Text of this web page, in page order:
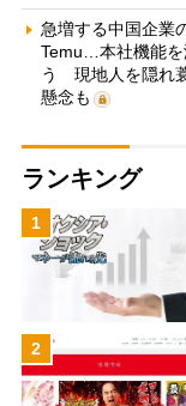
急増する中国企業
Temu…本社機能を
う 現地人を隠れ
懸念も
ランキング
1
2